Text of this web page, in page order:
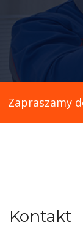
Zapraszamy
Kontakt